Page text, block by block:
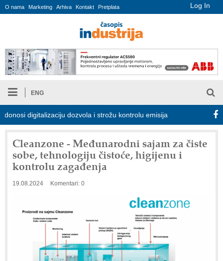
Log In
O nama Marketing Arhiva Kontakt Pretplata
ENG
digitalizaciju dozvola i strožu kontrolu emisija Proizvodnja
Cleanzone - Međunarodni sajam za čiste
sobe, tehnologiju čistoće, higijenu i
kontrolu zagađenja
19.08.2024 Komentari: 0